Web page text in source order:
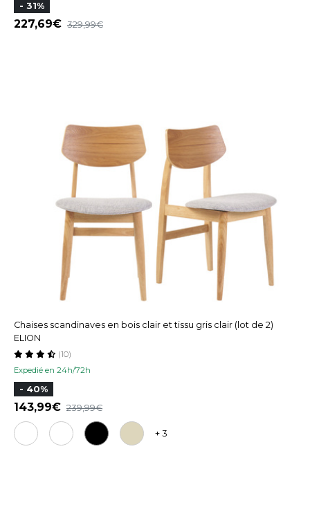
- 31%
227,69 329,99
Chaises scandinaves en bois clair et tissu gris clair (lot de 2)
ELION
Expedié en 24h/72h
(10)
- 40%
143,99 239,99
+ 3